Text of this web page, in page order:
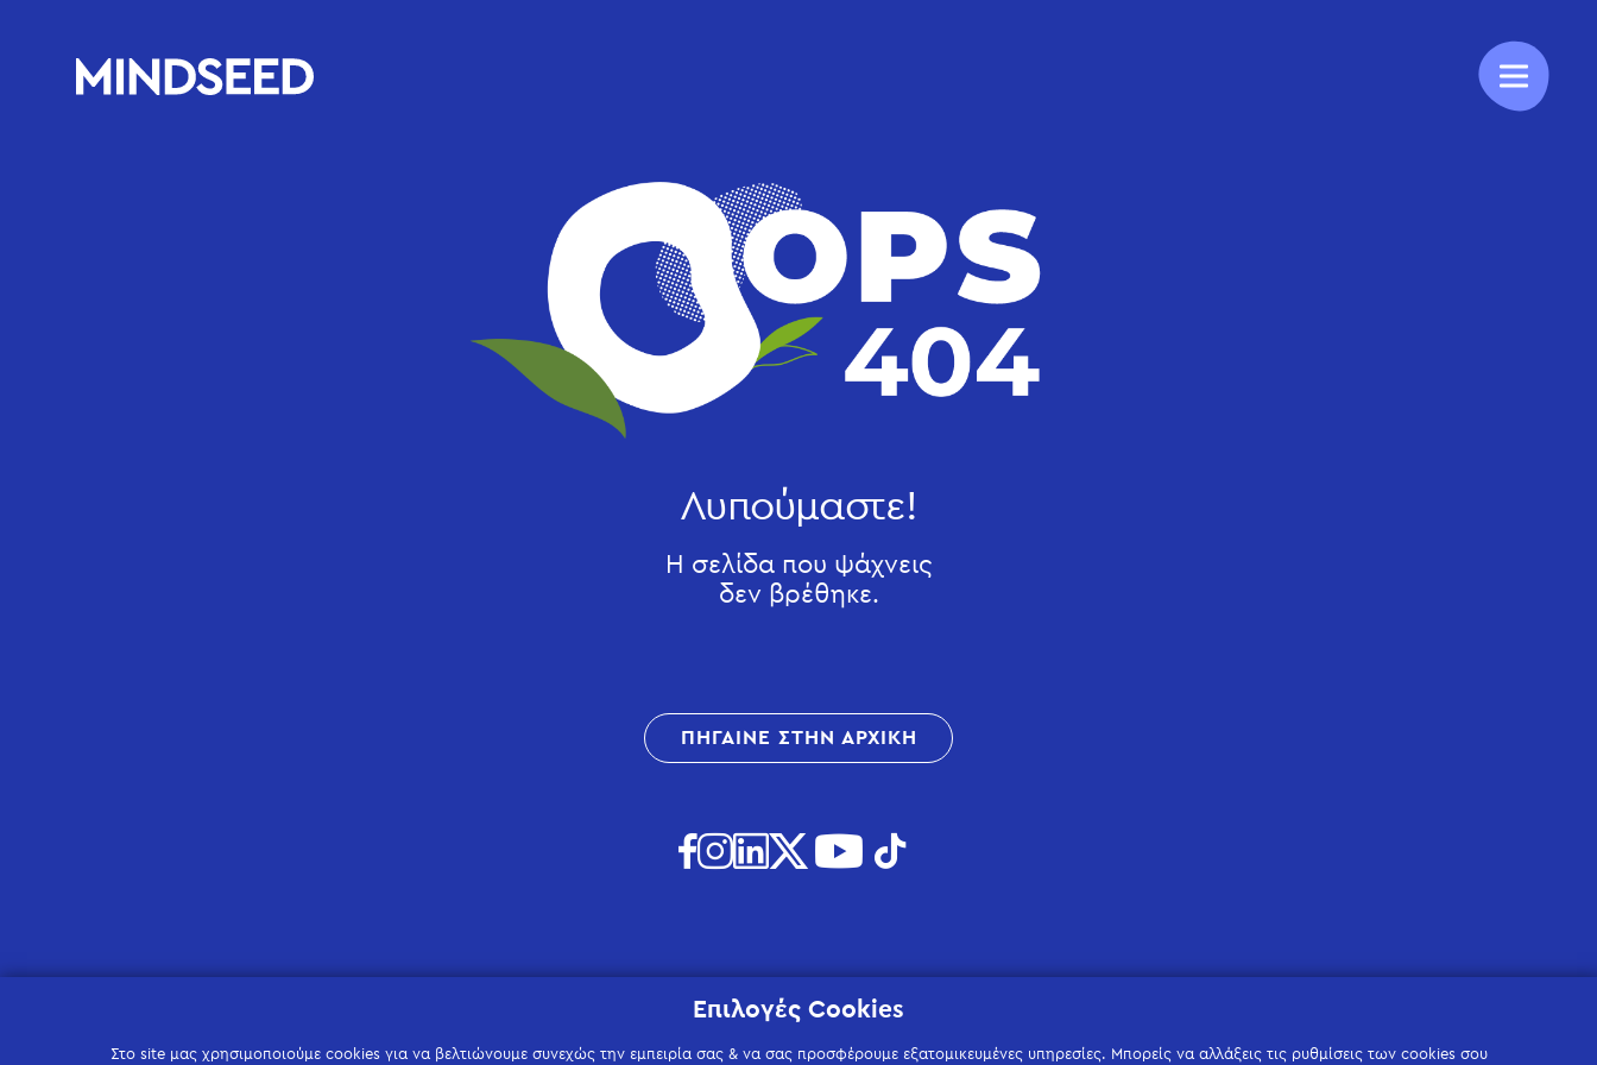
Λυπούμαστε!
Η σελίδα που ψάχνεις
δεν βρέθηκε.
ΠΗΓΑΙΝΕ ΣΤΗΝ ΑΡΧΙΚΗ
Επιλογές Cookies
Στο site μας χρησιμοποιούμε cookies για να βελτιώνουμε συνεχώς την εμπειρία σας & να σας προσφέρουμε εξατομικευμένες υπηρεσίες. Μπορείς να αλλάξεις τις ρυθμίσεις των cookies σου